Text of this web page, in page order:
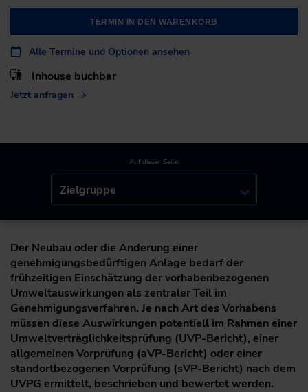
TERMIN IN DEN WARENKORB
Alle Termine und Optionen ansehen
Inhouse buchbar
Jetzt anfragen
Auf dieser Seite:
Zielgruppe
Der Neubau oder die Änderung einer
genehmigungsbedürftigen Anlage bedarf der
frühzeitigen Einschätzung der vorhabenbezogenen
Umweltauswirkungen als zentraler Teil im
Genehmigungsverfahren. Je nach Art des Vorhabens
müssen diese Auswirkungen potentiell im Rahmen einer
Umweltverträglichkeitsprüfung (UVP-Bericht), einer
allgemeinen Vorprüfung (aVP-Bericht) oder einer
standortbezogenen Vorprüfung (sVP-Bericht) nach dem
UVPG ermittelt, beschrieben und bewertet werden.